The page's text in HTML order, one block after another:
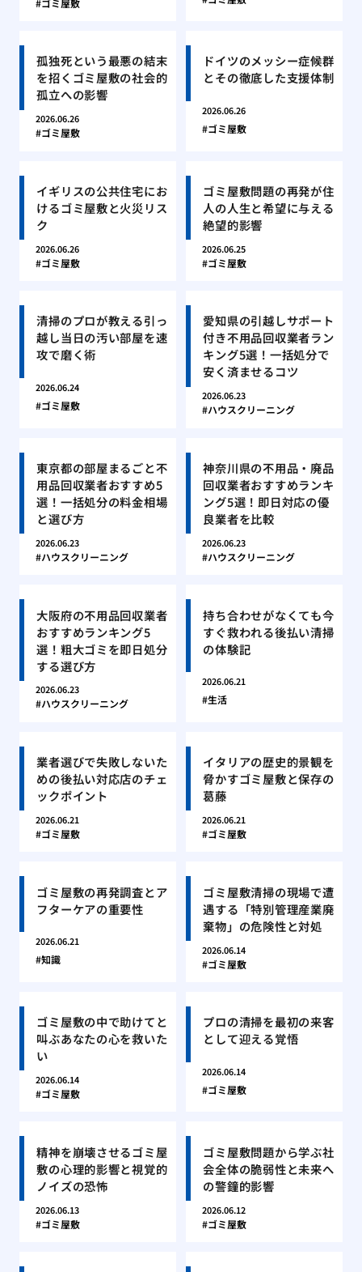
孤独死という最悪の結末
を招くゴミ屋敷の社会的
孤立への影響
2026.06.26
ゴミ屋敷
ドイツのメッシー症候群
とその徹底した支援体制
2026.06.26
ゴミ屋敷
イギリスの公共住宅にお
けるゴミ屋敷と火災リス
ク
2026.06.26
ゴミ屋敷
ゴミ屋敷問題の再発が住
人の人生と希望に与える
絶望的影響
2026.06.25
ゴミ屋敷
清掃のプロが教える引っ
越し当日の汚い部屋を速
攻で磨く術
2026.06.24
ゴミ屋敷
愛知県の引越しサポート
付き不用品回収業者ラン
キング5選！一括処分で
安く済ませるコツ
2026.06.23
ハウスクリーニング
東京都の部屋まるごと不
用品回収業者おすすめ5
選！一括処分の料金相場
と選び方
2026.06.23
ハウスクリーニング
神奈川県の不用品・廃品
回収業者おすすめランキ
ング5選！即日対応の優
良業者を比較
2026.06.23
ハウスクリーニング
大阪府の不用品回収業者
おすすめランキング5
選！粗大ゴミを即日処分
する選び方
2026.06.23
ハウスクリーニング
持ち合わせがなくても今
すぐ救われる後払い清掃
の体験記
2026.06.21
生活
業者選びで失敗しないた
めの後払い対応店のチェ
ックポイント
2026.06.21
ゴミ屋敷
イタリアの歴史的景観を
脅かすゴミ屋敷と保存の
葛藤
2026.06.21
ゴミ屋敷
ゴミ屋敷の再発調査とア
フターケアの重要性
2026.06.21
知識
ゴミ屋敷清掃の現場で遭
遇する「特別管理産業廃
棄物」の危険性と対処
2026.06.14
ゴミ屋敷
ゴミ屋敷の中で助けてと
叫ぶあなたの心を救いた
い
2026.06.14
ゴミ屋敷
プロの清掃を最初の来客
として迎える覚悟
2026.06.14
ゴミ屋敷
精神を崩壊させるゴミ屋
敷の心理的影響と視覚的
ノイズの恐怖
2026.06.13
ゴミ屋敷
ゴミ屋敷問題から学ぶ社
会全体の脆弱性と未来へ
の警鐘的影響
2026.06.12
ゴミ屋敷